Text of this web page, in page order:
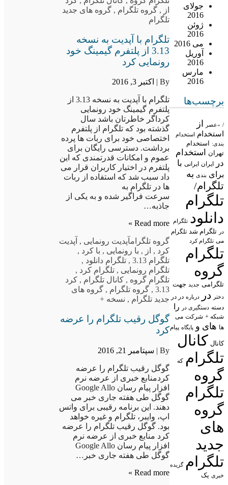
جولای
2016
ژوئن
2016
می 2016
آوریل
2016
مارس
2016
برچسب‌ها
/ «عصر از
استخدام استخدام
بندی: استخدام
تهران
استخدام
در
ایران ایرانی با
برای بندی به
تلگرام/
تلگرام
دانلود تلگرام
در تلگرام شد تلگرام
می تلگرام کرد
تلگرام
گروه
تلگرامی جدید جهت
دختر در درباره در در
دسته دستگیری در را
شبکه + شرکت می
ها های و پایگاه پیام
کانال کانال
تلگرام که
گروه
تلگرام
گروه
های
جدید
تلگرام گزیده
خبری یک
از , گروه تلگرام , گروه های جدید
تلگرام
تلگرام با آپدیت به نسخه
3.13 از پلتفرم گیمینگ خود
رونمایی کرد
By | اکتبر 3, 2016
تلگرام با آپدیت به نسخه 3.13 از
پلتفرم گیمینگ خود رونمایی
کرداگر خاطرتان باشد سال
گذشته بود که تلگرام از پلتفرم
اختصاصی خود برای ربات ها پرده
برداشت. دسترسی رایگان برای
عموم و امکانات قدرتمندی که این
پلتفرم در اختیار کاربران قرار می
داد سبب شد که استفاده از ربات
ها در تلگرام به
سرعت فراگیر شده و به یکی از
جاذبه…
Read more »
گروه تلگرامآپدیت رونمایی , آپدیت
کرد , از , با رونمایی , با کرد ,
تلگرام 3.13
, تلگرام دانلود ,
تلگرام رونمایی , تلگرام کرد ,
تلگرام گروه , کانال تلگرام , کرد
3.13
, گروه تلگرام , گروه های
جدید تلگرام , نسخه +
گوگل رقیب تلگرام را عرضه
کرد
By | سپتامبر 21, 2016
گوگل رقیب تلگرام را عرضه
کردمنابع خبری از عرضه نرم
افزار پیام رسان Google Allo
گوگل طی هفته جاری خبر می
دهند. این برنامه رقیبی برای واتس
اپ، وایبر، تلگرام و غیره خواهد
بود. گوگل رقیب تلگرام را عرضه
کرد منابع خبری از عرضه نرم
افزار پیام رسان Google Allo
گوگل طی هفته جاری خبر…
Read more »